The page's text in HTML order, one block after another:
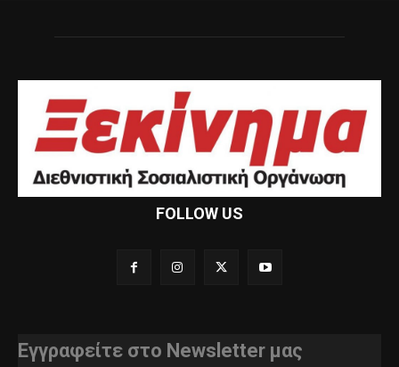
FOLLOW US
Εγγραφείτε στο Newsletter μας